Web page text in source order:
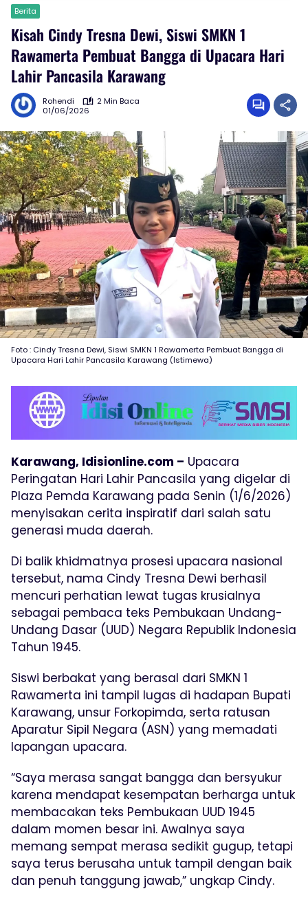
Berita
Kisah Cindy Tresna Dewi, Siswi SMKN 1
Rawamerta Pembuat Bangga di Upacara Hari
Lahir Pancasila Karawang
Rohendi
2 Min Baca
01/06/2026
Foto : Cindy Tresna Dewi, Siswi SMKN 1 Rawamerta Pembuat Bangga di
Upacara Hari Lahir Pancasila Karawang (Istimewa)
Karawang, Idisionline.com – Upacara
Peringatan Hari Lahir Pancasila yang digelar di
Plaza Pemda Karawang pada Senin (1/6/2026)
menyisakan cerita inspiratif dari salah satu
generasi muda daerah.
Di balik khidmatnya prosesi upacara nasional
tersebut, nama Cindy Tresna Dewi berhasil
mencuri perhatian lewat tugas krusialnya
sebagai pembaca teks Pembukaan Undang-
Undang Dasar (UUD) Negara Republik Indonesia
Tahun 1945.
Siswi berbakat yang berasal dari SMKN 1
Rawamerta ini tampil lugas di hadapan Bupati
Karawang, unsur Forkopimda, serta ratusan
Aparatur Sipil Negara (ASN) yang memadati
lapangan upacara.
“Saya merasa sangat bangga dan bersyukur
karena mendapat kesempatan berharga untuk
membacakan teks Pembukaan UUD 1945
dalam momen besar ini. Awalnya saya
memang sempat merasa sedikit gugup, tetapi
saya terus berusaha untuk tampil dengan baik
dan penuh tanggung jawab,” ungkap Cindy.